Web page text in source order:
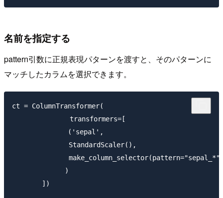
名前を指定する
pattern引数に正規表現パターンを渡すと、そのパターンに
マッチしたカラムを選択できます。
ct = ColumnTransformer(
    　　　　　　transformers=[
       　　　　('sepal',
         　　　StandardScaler(),
　　　
        　　　)
    　　])